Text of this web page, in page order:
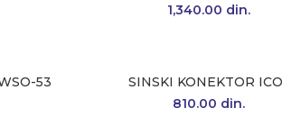
1,340.00 din.
53
SINSKI KONEKTOR
810.00 din.